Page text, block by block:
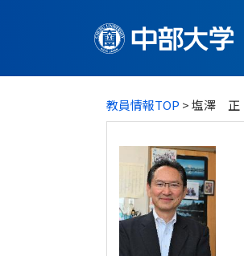
教員情報TOP > 塩澤 正